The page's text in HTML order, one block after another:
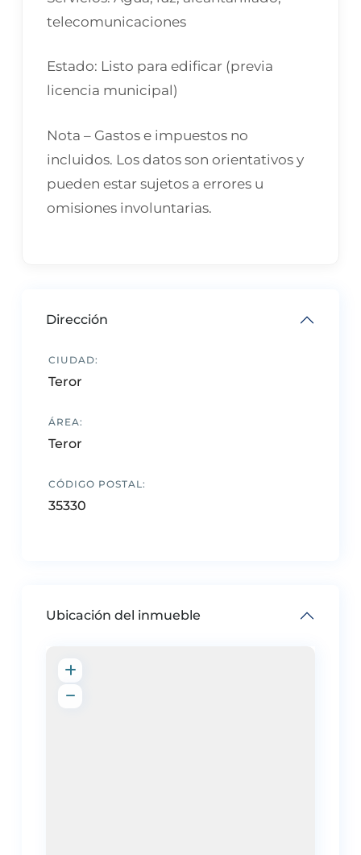
telecomunicaciones
Estado: Listo para edificar (previa
licencia municipal)
Nota – Gastos e impuestos no
incluidos. Los datos son orientativos y
pueden estar sujetos a errores u
omisiones involuntarias.
Dirección
CIUDAD:
Teror
ÁREA:
Teror
CÓDIGO POSTAL:
35330
Ubicación del inmueble